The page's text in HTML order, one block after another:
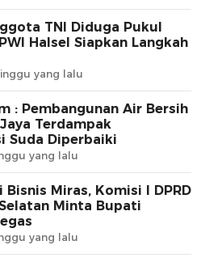
TNI Diduga Pukul
Halsel Siapkan Langkah
yang lalu
: Pembangunan Air Bersih
Terdampak
Suda Diperbaiki
yang lalu
Bisnis Miras, Komisi I DPRD
Minta Bupati
yang lalu